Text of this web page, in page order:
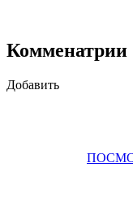
Комменатрии
Добавить